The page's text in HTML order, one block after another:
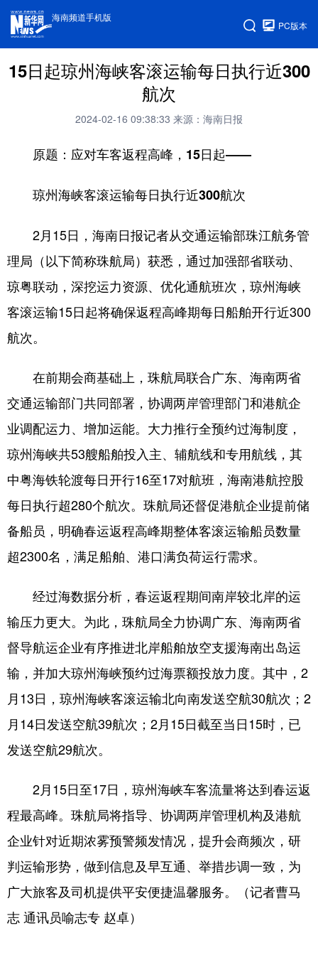
海南频道手机版
PC版本
15日起琼州海峡客滚运输每日执行近300
航次
2024-02-16 09:38:33 来源：海南日报
原题：应对车客返程高峰，15日起——
琼州海峡客滚运输每日执行近300航次
2月15日，海南日报记者从交通运输部珠江航务管
理局（以下简称珠航局）获悉，通过加强部省联动、
琼粤联动，深挖运力资源、优化通航班次，琼州海峡
客滚运输15日起将确保返程高峰期每日船舶开行近300
航次。
在前期会商基础上，珠航局联合广东、海南两省
交通运输部门共同部署，协调两岸管理部门和港航企
业调配运力、增加运能。大力推行全预约过海制度，
琼州海峡共53艘船舶投入主、辅航线和专用航线，其
中粤海铁轮渡每日开行16至17对航班，海南港航控股
每日执行超280个航次。珠航局还督促港航企业提前储
备船员，明确春运返程高峰期整体客滚运输船员数量
超2300名，满足船舶、港口满负荷运行需求。
经过海数据分析，春运返程期间南岸较北岸的运
输压力更大。为此，珠航局全力协调广东、海南两省
督导航运企业有序推进北岸船舶放空支援海南出岛运
输，并加大琼州海峡预约过海票额投放力度。其中，2
月13日，琼州海峡客滚运输北向南发送空航30航次；2
月14日发送空航39航次；2月15日截至当日15时，已
发送空航29航次。
2月15日至17日，琼州海峡车客流量将达到春运返
程最高峰。珠航局将指导、协调两岸管理机构及港航
企业针对近期浓雾预警频发情况，提升会商频次，研
判运输形势，做到信息及早互通、举措步调一致，为
广大旅客及司机提供平安便捷温馨服务。（记者曹马
志 通讯员喻志专 赵卓）